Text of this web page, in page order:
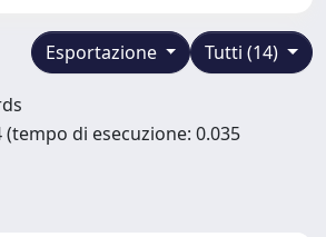
Tutti (14)
Esportazione
(tempo di esecuzione: 0.035